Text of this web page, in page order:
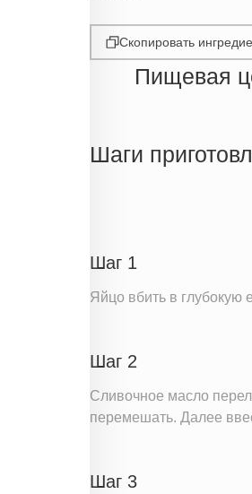
Скопировать
Пищевая
Белки
Железо
Насыщенные жиры
Информация для одной
Шаги
Шаг 1
Яйцо вбить в глубокую
Шаг 2
Сливочное масло
перемешать. Далее
Шаг 3